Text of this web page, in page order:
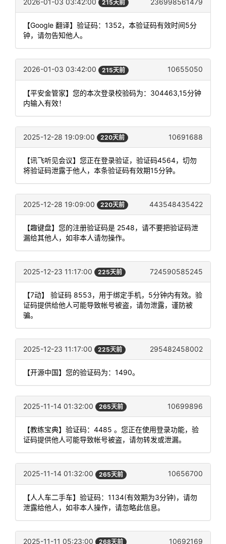
2026-01-03 03:42:00 215天前 236998561479
【Google 翻译】验证码：1352，本验证码有效时间5分
钟，请勿告知他人。
2026-01-03 03:42:00 215天前 10655050
【平安金管家】您的本次登录校验码为：304463,15分钟
内输入有效！
2025-12-28 19:09:00 220天前 10691688
【讯飞听见会议】您正在登录验证，验证码4564，切勿
将验证码泄露于他人，本条验证码有效期15分钟。
2025-12-28 19:09:00 220天前 443548435422
【趣键盘】您的注册验证码是 2548，请不要把验证码泄
漏给其他人，如非本人请勿操作。
2025-12-23 11:17:00 225天前 724590585245
【7动】 验证码 8553，用于绑定手机，5分钟内有效。验
证码提供给他人可能导致帐号被盗，请勿泄露，谨防被
骗。
2025-12-23 11:17:00 225天前 295482458002
【开源中国】您的验证码为：1490。
2025-11-14 01:32:00 265天前 10699896
【教练宝典】验证码：4485 。您正在使用登录功能，验
证码提供他人可能导致帐号被盗，请勿转发或泄漏。
2025-11-14 01:32:00 265天前 10656700
【人人车二手车】验证码：1134(有效期为3分钟)，请勿
泄露给他人，如非本人操作，请忽略此信息。
2025-11-11 05:23:00 268天前 10692169